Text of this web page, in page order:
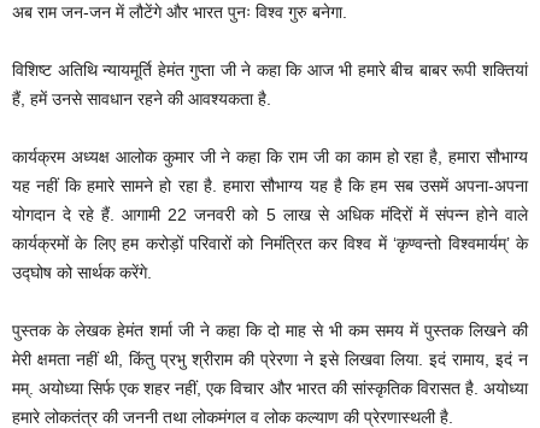
अब राम जन-जन में लौटेंगे और भारत पुनः विश्व गुरु बनेगा.
विशिष्ट अतिथि न्यायमूर्ति हेमंत गुप्ता जी ने कहा कि आज भी हमारे बीच बाबर रूपी शक्तियां
हैं, हमें उनसे सावधान रहने की आवश्यकता है.
कार्यक्रम अध्यक्ष आलोक कुमार जी ने कहा कि राम जी का काम हो रहा है, हमारा सौभाग्य
यह नहीं कि हमारे सामने हो रहा है. हमारा सौभाग्य यह है कि हम सब उसमें अपना-अपना
योगदान दे रहे हैं. आगामी 22 जनवरी को 5 लाख से अधिक मंदिरों में संपन्न होने वाले
कार्यक्रमों के लिए हम करोड़ों परिवारों को निमंत्रित कर विश्व में ‘कृण्वन्तो विश्वमार्यम्’ के
उद्घोष को सार्थक करेंगे.
पुस्तक के लेखक हेमंत शर्मा जी ने कहा कि दो माह से भी कम समय में पुस्तक लिखने की
मेरी क्षमता नहीं थी, किंतु प्रभु श्रीराम की प्रेरणा ने इसे लिखवा लिया. इदं रामाय, इदं न
मम्. अयोध्या सिर्फ एक शहर नहीं, एक विचार और भारत की सांस्कृतिक विरासत है. अयोध्या
हमारे लोकतंत्र की जननी तथा लोकमंगल व लोक कल्याण की प्रेरणास्थली है.